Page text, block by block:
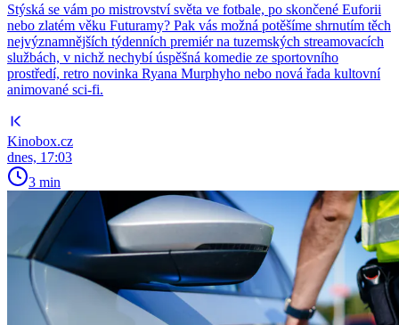
Stýská se vám po mistrovství světa ve fotbale, po skončené Euforii
nebo zlatém věku Futuramy? Pak vás možná potěšíme shrnutím těch
nejvýznamnějších týdenních premiér na tuzemských streamovacích
službách, v nichž nechybí úspěšná komedie ze sportovního
prostředí, retro novinka Ryana Murphyho nebo nová řada kultovní
animované sci-fi.
Kinobox.cz
dnes, 17:03
3 min